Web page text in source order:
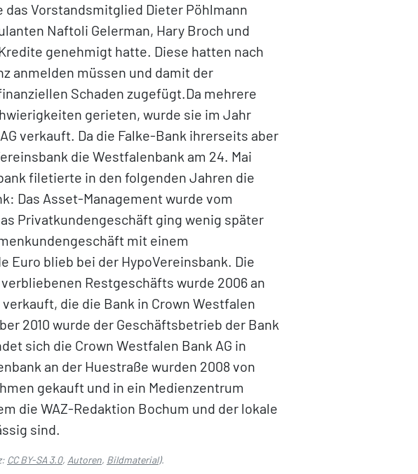
das Vorstandsmitglied Dieter Pöhlmann
Naftoli Gelerman, Hary Broch und
genehmigt hatte. Diese hatten nach
anmelden müssen und damit der
Schaden zugefügt.Da mehrere
gerieten, wurde sie im Jahr
verkauft. Da die Falke-Bank ihrerseits aber
die Westfalenbank am 24. Mai
filetierte in den folgenden Jahren die
Das Asset-Management wurde vom
Privatkundengeschäft ging wenig später
mit einem
Euro blieb bei der HypoVereinsbank. Die
Restgeschäfts wurde 2006 an
die die Bank in Crown Westfalen
2010 wurde der Geschäftsbetrieb der Bank
sich die Crown Westfalen Bank AG in
an der Huestraße wurden 2008 von
gekauft und in ein Medienzentrum
die WAZ-Redaktion Bochum und der lokale
sind.
CC BY-SA 3.0, Autoren, Bildmaterial).